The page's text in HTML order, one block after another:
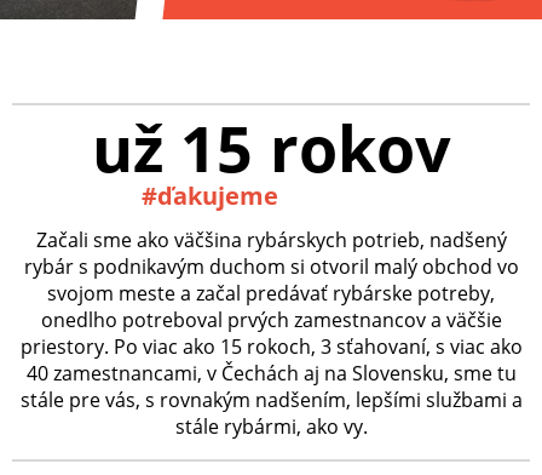
už 15 rokov
#ďakujeme
Začali sme ako väčšina rybárskych potrieb, nadšený
rybár s podnikavým duchom si otvoril malý obchod vo
svojom meste a začal predávať rybárske potreby,
onedlho potreboval prvých zamestnancov a väčšie
priestory. Po viac ako 15 rokoch, 3 sťahovaní, s viac ako
40 zamestnancami, v Čechách aj na Slovensku, sme tu
stále pre vás, s rovnakým nadšením, lepšími službami a
stále rybármi, ako vy.